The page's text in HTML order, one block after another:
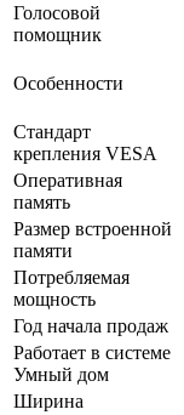
Голосовой
помощник
Особенности
Стандарт
крепления VESA
Оперативная
память
Размер встроенной
памяти
Потребляемая
мощность
Год начала продаж
Работает в системе
Умный дом
Ширина